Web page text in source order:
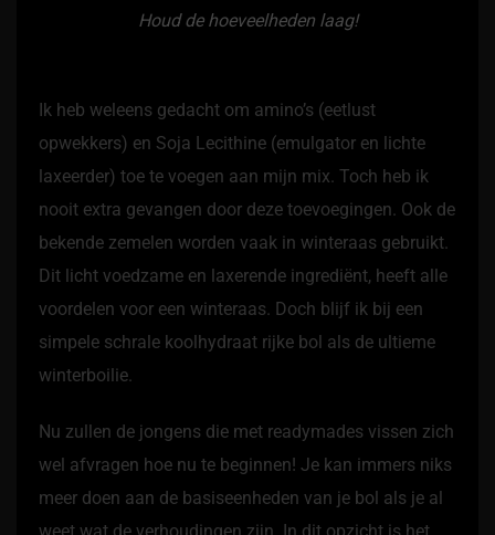
Houd de hoeveelheden laag!
Ik heb weleens gedacht om amino’s (eetlust
opwekkers) en Soja Lecithine (emulgator en lichte
laxeerder) toe te voegen aan mijn mix. Toch heb ik
nooit extra gevangen door deze toevoegingen. Ook de
bekende zemelen worden vaak in winteraas gebruikt.
Dit licht voedzame en laxerende ingrediënt, heeft alle
voordelen voor een winteraas. Doch blijf ik bij een
simpele schrale koolhydraat rijke bol als de ultieme
winterboilie.
Nu zullen de jongens die met readymades vissen zich
wel afvragen hoe nu te beginnen! Je kan immers niks
meer doen aan de basiseenheden van je bol als je al